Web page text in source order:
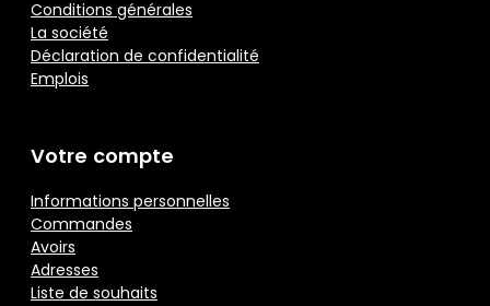
Conditions générales
La société
Déclaration de confidentialité
Emplois
Votre compte
Informations personnelles
Commandes
Avoirs
Adresses
Liste de souhaits